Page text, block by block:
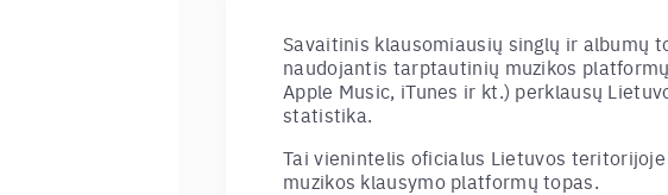
Savaitinis klausomiausių singlų ir albumų
naudojantis tarptautinių muzikos
Apple Music, iTunes ir kt.) perklausų
statistika.
Tai vienintelis oficialus Lietuvos
muzikos klausymo platformų topas.